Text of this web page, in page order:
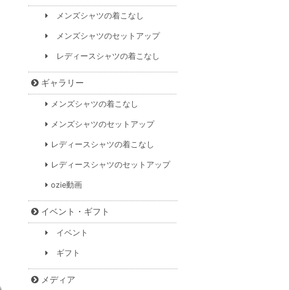
メンズシャツの着こなし
メンズシャツのセットアップ
レディースシャツの着こなし
ギャラリー
メンズシャツの着こなし
メンズシャツのセットアップ
レディースシャツの着こなし
レディースシャツのセットアップ
ozie動画
イベント・ギフト
イベント
ギフト
メディア